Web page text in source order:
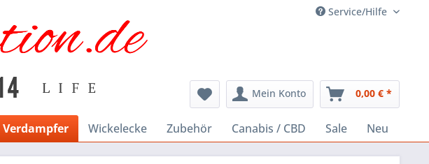
Service/Hilfe
Mein Konto 0,00 € *
Verdampfer Wickelecke Zubehör Canabis / CBD Sale Neu